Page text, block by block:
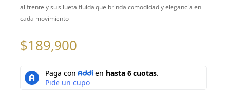
al frente y su silueta fluida que brinda comodidad y elegancia en
cada movimiento
$189,900